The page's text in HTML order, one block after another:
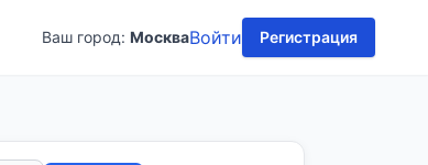
Ваш город: МоскваВойти Регистрация